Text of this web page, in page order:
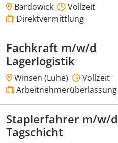
Bardowick
Vollzeit
Direktvermittlung
Fachkraft m/w/d
Lagerlogistik
Winsen (Luhe)
Vollzeit
Arbeitnehmerüberlassung
Staplerfahrer m/w/d
Tagschicht